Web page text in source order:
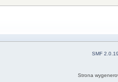
SMF
Strona